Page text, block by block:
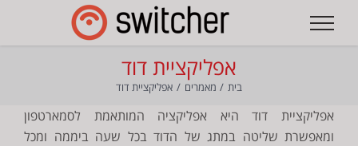
לתוכן
אפליקציית דוד
בית מאמרים אפליקציית דוד
אפליקציית דוד היא אפליקציה המותאמת לסמארטפון
ומאפשרת שליטה במתג של הדוד בכל שעה ביממה ומכל